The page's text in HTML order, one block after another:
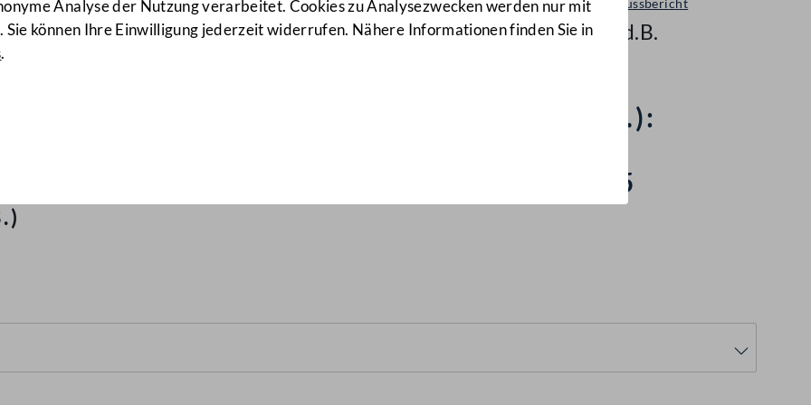
Analyse der Nutzung verarbeitet. Cookies zu Analysezwecken werden nur mit
Sie können Ihre Einwilligung jederzeit widerrufen. Nähere Informationen finden Sie in
.
Ausschussbericht
531 d.B.
über die Regierungsvorlage (236 d.B.):
Richterdienstgesetz, das
und die Reisegebührenvorschrift 1955